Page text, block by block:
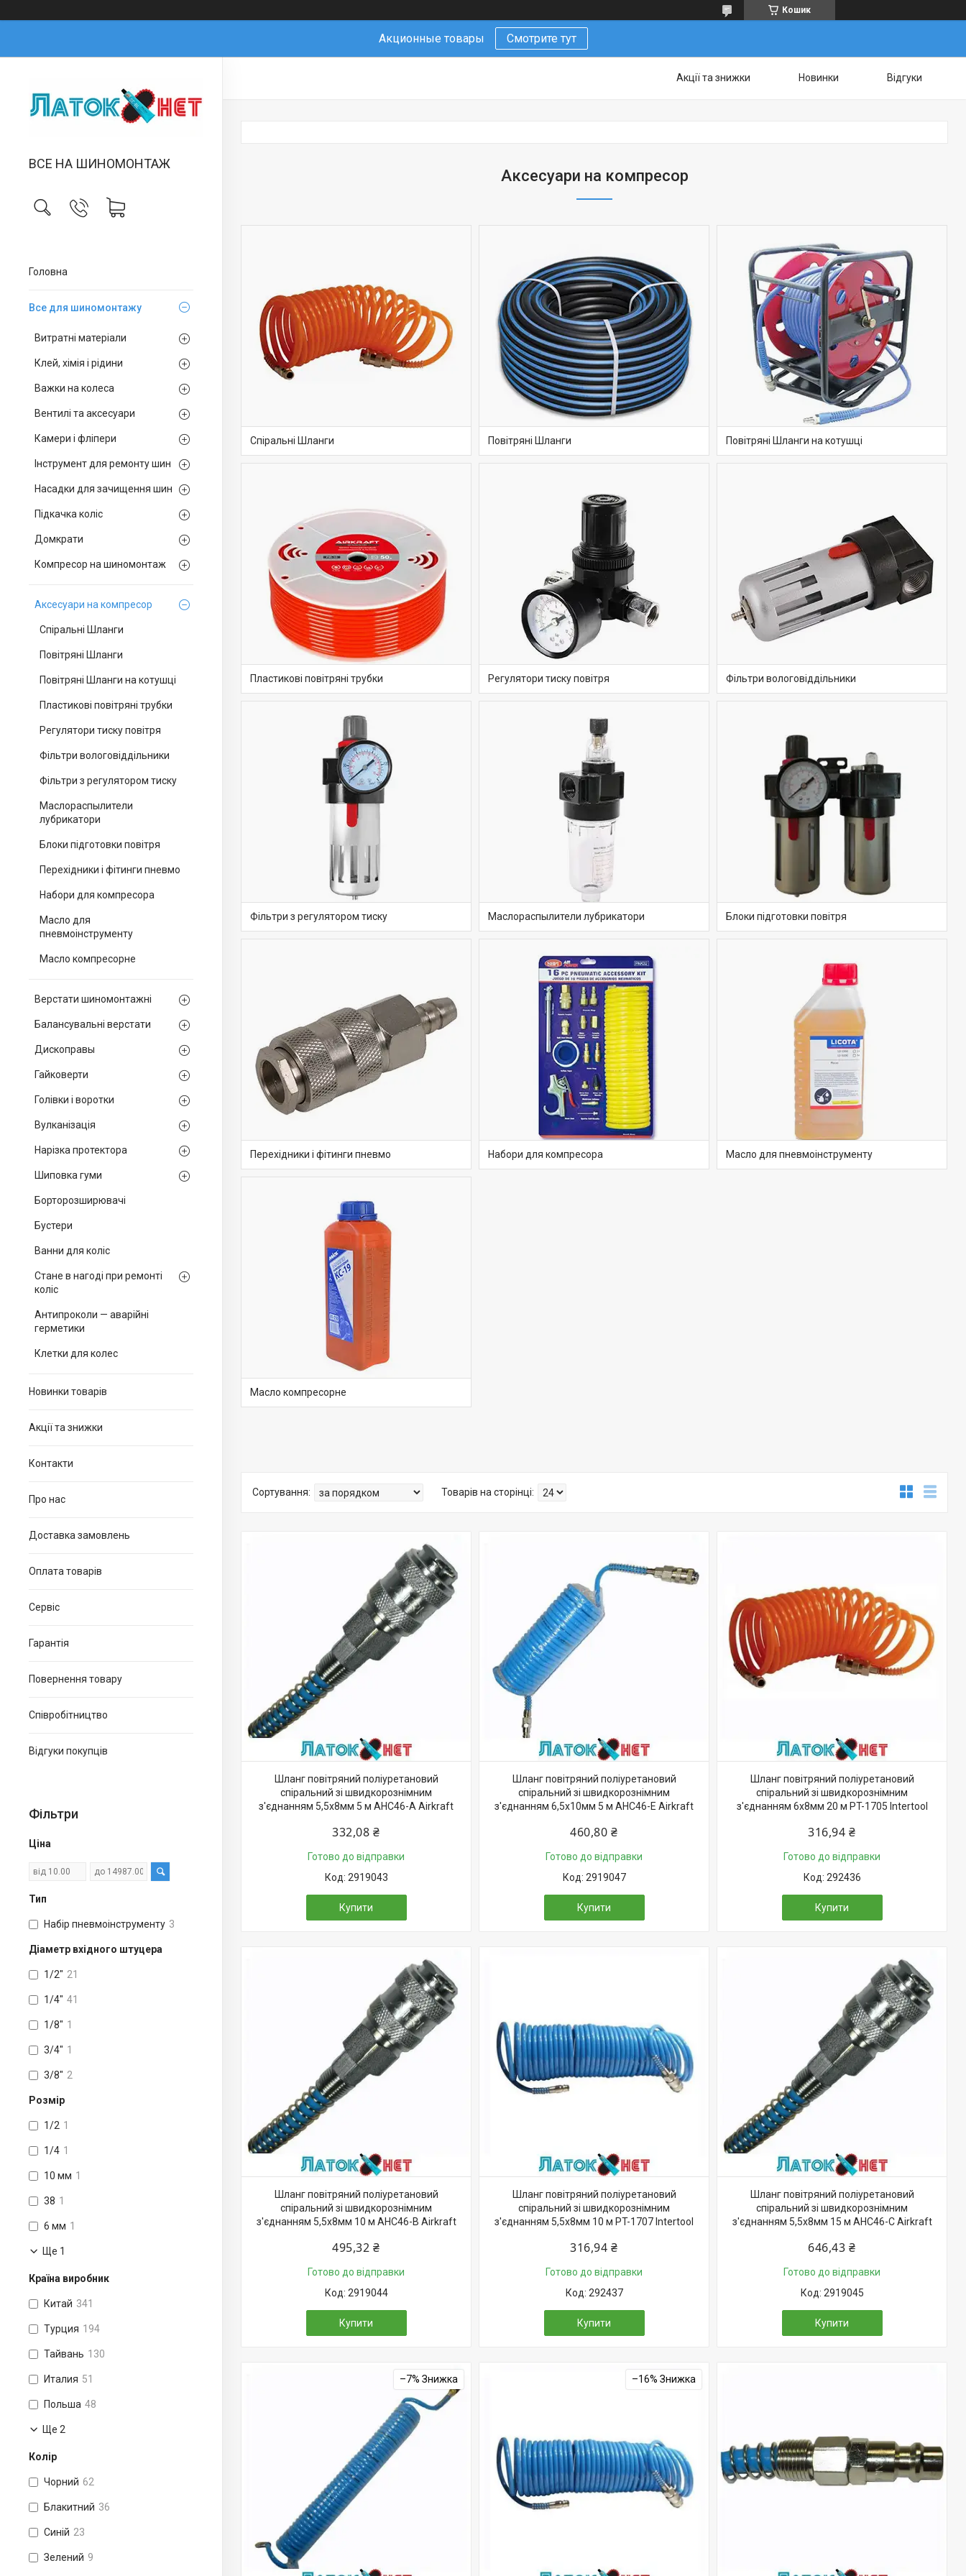
Кошик
Акционные товары Смотрите тут
ВСЕ НА ШИНОМОНТАЖ
Головна
Все для шиномонтажу
Витратні матеріали
Клей, хімія і рідини
Важки на колеса
Вентилі та аксесуари
Камери і фліпери
Інструмент для ремонту шин
Насадки для зачищення шин
Підкачка коліс
Домкрати
Компресор на шиномонтаж
Аксесуари на компресор
Спіральні Шланги
Повітряні Шланги
Повітряні Шланги на котушці
Пластикові повітряні трубки
Регулятори тиску повітря
Фільтри вологовіддільники
Фільтри з регулятором тиску
Маслораспылители
лубрикатори
Блоки підготовки повітря
Перехідники і фітинги пневмо
Набори для компресора
Масло для
пневмоінструменту
Масло компресорне
Верстати шиномонтажні
Балансувальні верстати
Дископравы
Гайковерти
Голівки і воротки
Вулканізація
Нарізка протектора
Шиповка гуми
Борторозширювачі
Бустери
Ванни для коліс
Стане в нагоді при ремонті
коліс
Антипроколи — аварійні
герметики
Клетки для колес
Новинки товарів
Акції та знижки
Контакти
Про нас
Доставка замовлень
Оплата товарів
Сервіс
Гарантія
Повернення товару
Співробітництво
Відгуки покупців
Фільтри
Ціна
Тип
Набір пневмоінструменту 3
Діаметр вхідного штуцера
1/2" 21
1/4" 41
1/8" 1
3/4" 1
3/8" 2
Розмір
1/2 1
1/4 1
10 мм 1
38 1
6 мм 1
Ще 1
Країна виробник
Китай 341
Турция 194
Тайвань 130
Италия 51
Польша 48
Ще 2
Колір
Чорний 62
Блакитний 36
Синій 23
Зелений 9
Акції та знижки Новинки Відгуки
Аксесуари на компресор
Спіральні Шланги Повітряні Шланги Повітряні Шланги на котушці
Пластикові повітряні трубки Регулятори тиску повітря Фільтри вологовіддільники
Фільтри з регулятором тиску Маслораспылители лубрикатори Блоки підготовки повітря
Перехідники і фітинги пневмо Набори для компресора Масло для пневмоінструменту
Масло компресорне
Шланг повітряний поліуретановий
спіральний зі швидкорознімним
з'єднанням 5,5х8мм 5 м AHC46-A Airkraft
332,08 ₴
Готово до відправки
2919043
Купити
Шланг повітряний поліуретановий
спіральний зі швидкорознімним
з'єднанням 6,5х10мм 5 м AHC46-E Airkraft
460,80 ₴
Готово до відправки
2919047
Купити
Шланг повітряний поліуретановий
спіральний зі швидкорознімним
з'єднанням 6х8мм 20 м PT-1705 Intertool
316,94 ₴
Готово до відправки
292436
Купити
Шланг повітряний поліуретановий
спіральний зі швидкорознімним
з'єднанням 5,5х8мм 10 м AHC46-B Airkraft
495,32 ₴
Готово до відправки
2919044
Купити
Шланг повітряний поліуретановий
спіральний зі швидкорознімним
з'єднанням 5,5х8мм 10 м PT-1707 Intertool
316,94 ₴
Готово до відправки
292437
Купити
Шланг повітряний поліуретановий
спіральний зі швидкорознімним
з'єднанням 5,5х8мм 15 м AHC46-C Airkraft
646,43 ₴
Готово до відправки
2919045
Купити
–7% –16%